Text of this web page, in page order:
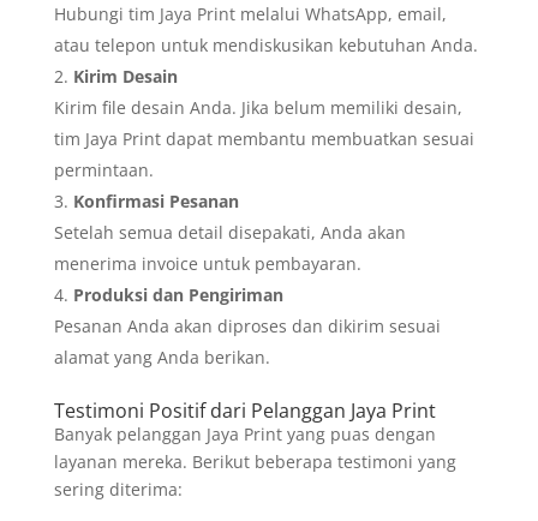
Hubungi tim Jaya Print melalui WhatsApp, email,
atau telepon untuk mendiskusikan kebutuhan Anda.
Kirim Desain
Kirim file desain Anda. Jika belum memiliki desain,
tim Jaya Print dapat membantu membuatkan sesuai
permintaan.
Konfirmasi Pesanan
Setelah semua detail disepakati, Anda akan
menerima invoice untuk pembayaran.
Produksi dan Pengiriman
Pesanan Anda akan diproses dan dikirim sesuai
alamat yang Anda berikan.
Testimoni Positif dari Pelanggan Jaya Print
Banyak pelanggan Jaya Print yang puas dengan
layanan mereka. Berikut beberapa testimoni yang
sering diterima: